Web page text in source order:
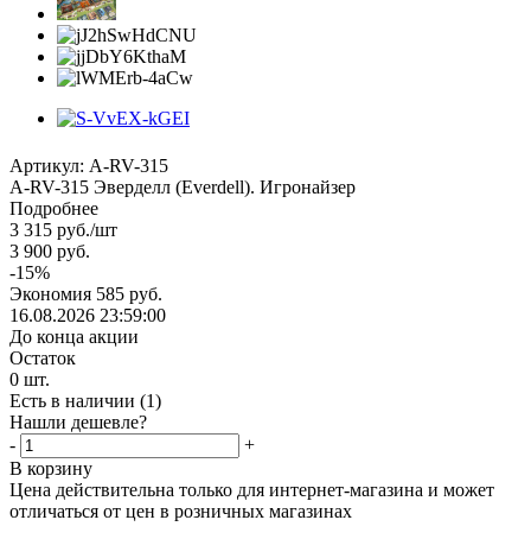
Артикул: A-RV-315
А-RV-315 Эверделл (Everdell). Игронайзер
Подробнее
3 315 руб./шт
3 900 руб.
-15%
Экономия 585 руб.
16.08.2026 23:59:00
До конца акции
Остаток
0 шт.
Есть в наличии (1)
Нашли дешевле?
-
+
В корзину
Цена действительна только для интернет-магазина и может
отличаться от цен в розничных магазинах